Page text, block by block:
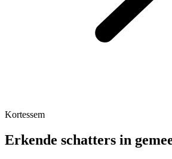
Kortessem
Erkende schatters in